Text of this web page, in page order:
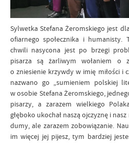
Sylwetka Stefana Żeromskiego jest
ofiarnego społecznika i humanisty.
chwili nasycona jest po brzegi
pisarza są żarliwym wołaniem o
o zniesienie krzywdy w imię miłości i
nazwano go „sumieniem polskiej
w osobie Stefana Żeromskiego,
pisarzy, a zarazem wielkiego
głęboko ukochał naszą ojczyznę i
dumy, ale zarazem zobowiązanie.
im więcej jej pijesz, tym bardziej